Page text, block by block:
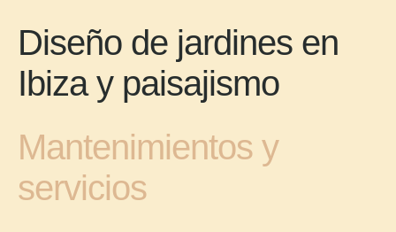
Diseño de jardines en
Ibiza y paisajismo
Mantenimientos y
servicios